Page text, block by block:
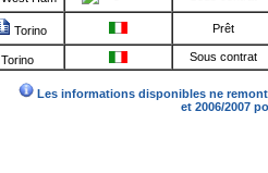
Torino Prêt
Torino Sous contrat
Les informations disponibles ne
et 2006/2007